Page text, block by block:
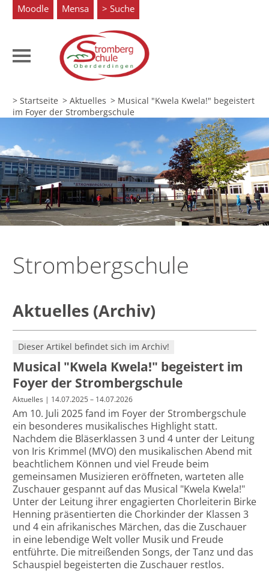
Moodle Mensa Suche
> Startseite > Aktuelles > Musical "Kwela Kwela!" begeistert
im Foyer der Strombergschule
Strombergschule
Aktuelles (Archiv)
Dieser Artikel befindet sich im Archiv!
Musical "Kwela Kwela!" begeistert im
Foyer der Strombergschule
Aktuelles | 14.07.2025 – 14.07.2026
Am 10. Juli 2025 fand im Foyer der Strombergschule
ein besonderes musikalisches Highlight statt.
Nachdem die Bläserklassen 3 und 4 unter der Leitung
von Iris Krimmel (MVO) den musikalischen Abend mit
beachtlichem Können und viel Freude beim
gemeinsamen Musizieren eröffneten, warteten alle
Zuschauer gespannt auf das Musical "Kwela Kwela!"
Unter der Leitung ihrer engagierten Chorleiterin Birke
Henning präsentierten die Chorkinder der Klassen 3
und 4 ein afrikanisches Märchen, das die Zuschauer
in eine lebendige Welt voller Musik und Freude
entführte. Die mitreißenden Songs, der Tanz und das
Schauspiel begeisterten die Zuschauer restlos.